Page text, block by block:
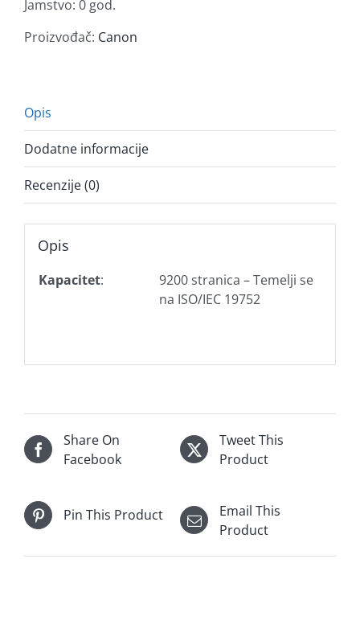
Jamstvo: 0 god.
Proizvođač: Canon
Opis
Dodatne informacije
Recenzije (0)
Opis
Kapacitet:
9200 stranica – Temelji se
na ISO/IEC 19752
Share On
Facebook
Tweet This
Product
Pin This Product
Email This
Product